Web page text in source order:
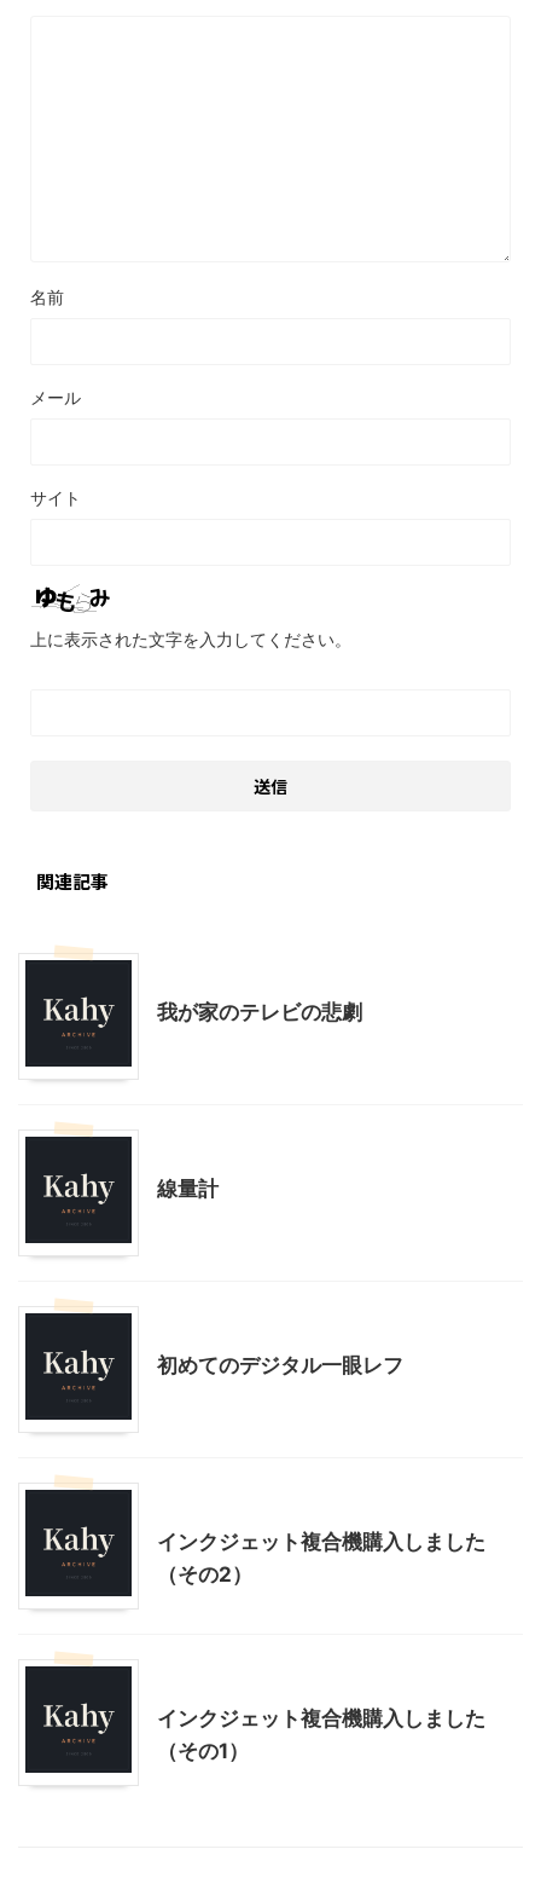
名前
メール
サイト
上に表示された文字を入力してください。
関連記事
我が家のテレビの悲劇
線量計
初めてのデジタル一眼レフ
インクジェット複合機購入しました
（その2）
インクジェット複合機購入しました
（その1）